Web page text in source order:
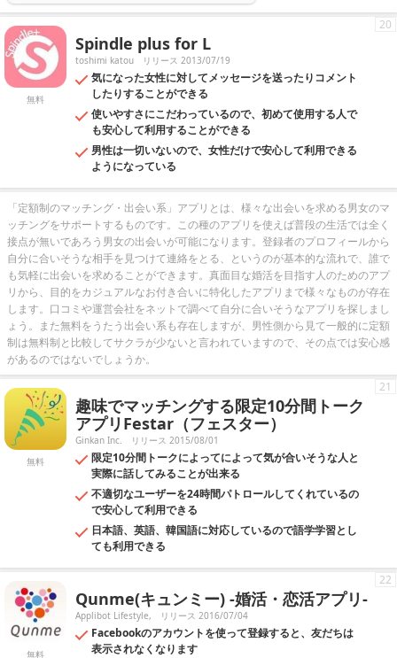
無料
Spindle plus for L
toshimi katou リリース 2013/07/19
気になった女性に対してメッセージを送ったりコメント
したりすることができる
使いやすさにこだわっているので、初めて使用する人で
も安心して利用することができる
男性は一切いないので、女性だけで安心して利用できる
ようになっている
20
「定額制のマッチング・出会い系」アプリとは、様々な出会いを求める男女のマ
ッチングをサポートするものです。この種のアプリを使えば普段の生活では全く
接点が無いであろう男女の出会いが可能になります。登録者のプロフィールから
自分に合いそうな相手を見つけて連絡をとる、というのが基本的な流れで、誰で
も気軽に出会いを求めることができます。真面目な婚活を目指す人のためのアプ
リから、目的をカジュアルなお付き合いに特化したアプリまで様々なものが存在
します。口コミや運営会社をネットで調べて自分に合いそうなアプリを探しまし
ょう。また無料をうたう出会い系も存在しますが、男性側から見て一般的に定額
制は無料制と比較してサクラが少ないと言われていますので、その点では安心感
があるのではないでしょうか。
無料
趣味でマッチングする限定10分間トーク
アプリFestar（フェスター）
Ginkan Inc. リリース 2015/08/01
限定10分間トークによってによって気が合いそうな人と
実際に話してみることが出来る
不適切なユーザーを24時間パトロールしてくれているの
で安心して利用できる
日本語、英語、韓国語に対応しているので語学学習とし
ても利用できる
21
無料
Qunme(キュンミー) -婚活・恋活アプリ-
Applibot Lifestyle, リリース 2016/07/04
Facebookのアカウントを使って登録すると、友だちは
表示されなくなります
22